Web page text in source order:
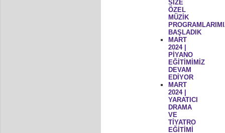
SİZE
ÖZEL
MÜZİK
BAŞLADIK
MART
2024 |
PİYANO
EĞİTİMİMİZ
DEVAM
EDİYOR
MART
2024 |
YARATICI
DRAMA
VE
TİYATRO
EĞİTİMİ